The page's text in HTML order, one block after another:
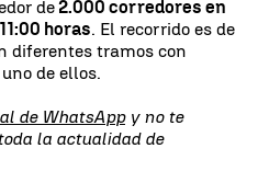
de2.000 corredores en
horas. El recorrido es de
diferentes tramos con
de ellos.
de WhatsAppy no te
la actualidad de